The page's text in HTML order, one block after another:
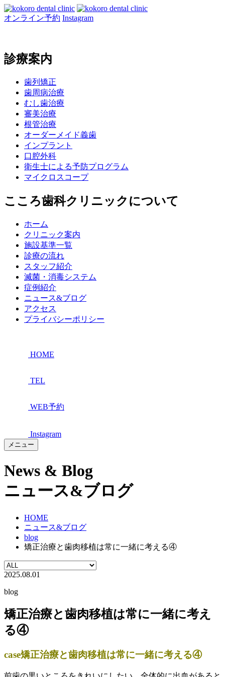
オンライン予約 Instagram
診療案内
歯列矯正
歯周病治療
むし歯治療
審美治療
根管治療
オーダーメイド義歯
インプラント
口腔外科
衛生士による予防プログラム
マイクロスコープ
こころ歯科クリニックについて
ホーム
クリニック案内
施設基準一覧
診療の流れ
スタッフ紹介
滅菌・消毒システム
症例紹介
ニュース&ブログ
アクセス
プライバシーポリシー
HOME
TEL
WEB予約
Instagram
メニュー
News & Blog
ニュース&ブログ
HOME
ニュース&ブログ
blog
矯正治療と歯肉移植は常に一緒に考える④
2025.08.01
blog
矯正治療と歯肉移植は常に一緒に考え
る④
case矯正治療と歯肉移植は常に一緒に考える④